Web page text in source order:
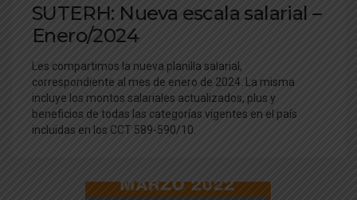
SUTERH: Nueva escala salarial –
Enero/2024
Les compartimos la nueva planilla salarial,
correspondiente al mes de enero de 2024. La misma
incluye los montos salariales actualizados, plus y
beneficios de todas las categorías vigentes en el país
incluidas en los CCT 589-590/10.